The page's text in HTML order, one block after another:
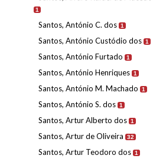
1
Santos, António C. dos 1
Santos, António Custódio dos 1
Santos, António Furtado 1
Santos, António Henriques 1
Santos, António M. Machado 1
Santos, António S. dos 1
Santos, Artur Alberto dos 1
Santos, Artur de Oliveira 32
Santos, Artur Teodoro dos 1